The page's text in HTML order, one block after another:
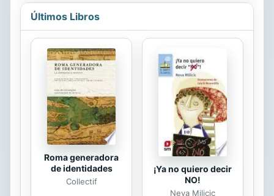
desorden, con una gran cantidad de
cargos que por el momento no han
sido asignados; cambios frecuentes
de asesores, incluidos los principales
encargados de las relaciones
exteriores y la seguridad nacional;
muchas políticas no explicitadas, con
graves conflictos internos que se
prolongan desde...
Últimos Libros
Roma generadora
de identidades
Collectif
¡Ya no quiero decir
NO!
Neva Milicic